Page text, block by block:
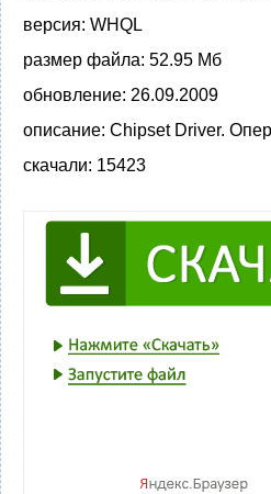
версия: WHQL
размер файла: 52.95 Мб
обновление: 26.09.2009
описание: Chipset Driver.
скачали: 15423